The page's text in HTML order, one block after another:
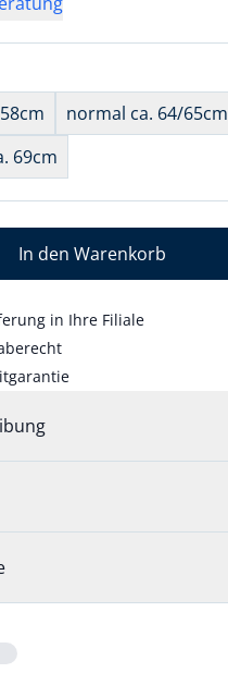
ausgewählt
normal ca. 64/65cm
69cm
In den Warenkorb
in Ihre Filiale